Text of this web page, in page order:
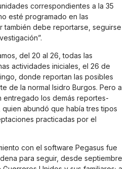
correspondientes a la 35
esté programado en las
también debe reportarse, seguirse
del 20 al 26, todas las
actividades iniciales, el 26 de
donde reportan las posibles
de la normal Isidro Burgos. Pero a
entregado los demás reportes-
abundó que había tres tipos
practicadas por el
con el software Pegasus fue
para seguir, desde septiembre